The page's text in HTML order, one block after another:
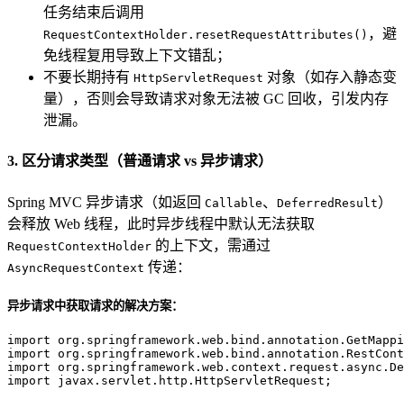
任务结束后调用
RequestContextHolder.resetRequestAttributes() ，避
免线程复用导致上下文错乱；
不要长期持有 HttpServletRequest 对象（如存入静态变
量），否则会导致请求对象无法被 GC 回收，引发内存
泄漏。
3. 区分请求类型（普通请求 vs 异步请求）
Spring MVC 异步请求（如返回 Callable、 DeferredResult）
会释放 Web 线程，此时异步线程中默认无法获取
RequestContextHolder 的上下文，需通过
AsyncRequestContext 传递：
异步请求中获取请求的解决方案：
import
import
import
import javax.servlet.http.HttpServletRequest;